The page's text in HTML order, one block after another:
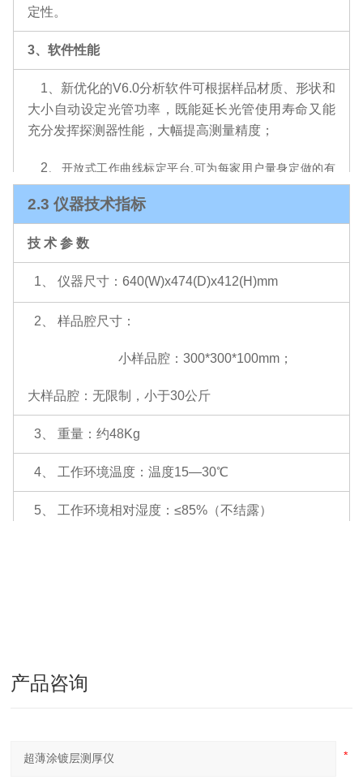
定性。
3、软件性能
1、新优化的V6.0分析软件可根据样品材质、形状和
大小自动设定光管功率，既能延长光管使用寿命又能
充分发挥探测器性能，大幅提高测量精度；
2、 开放式工作曲线标定平台,可为每家用户量身定做的有
害物质检测和控制方案；
3、融合了一系列*光谱处理方法，包括FFT（快速
傅立叶变换滤波）、精准的背景扣除方法、
4、XRF分析软件，融合了包括经验系数法、基本参数法
（FP法）、理论α系数法等多种经典分析方法，全面保证测试
1、可根据用户要求自行定制测试报告输出格式（Ex
cel、PDF等），符合工厂多种统计及格式要求。
2、测试数据 的分级管理
权限，有利于进一步加强测试数据的严肃性及质量品
2.3 仪器技术指标
技 术 参 数
1、 仪器尺寸：640(W)x474(D)x412(H)mm
2、 样品腔尺寸：
小样品腔： 300*300*100mm；
大样品腔：无限制，小于30公斤
3、 重量：约48Kg
4、 工作环境温度： 温度15—30℃
5、 工作环境相对湿度：≤85%（不结露）
9、 最佳分辨率：149±5eV
11、 额定功率：350W
产品咨询